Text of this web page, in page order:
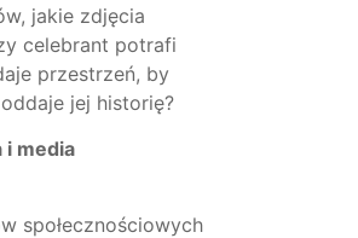
jakie zdjęcia
celebrant potrafi
przestrzeń, by
jej historię?
media
społecznościowych